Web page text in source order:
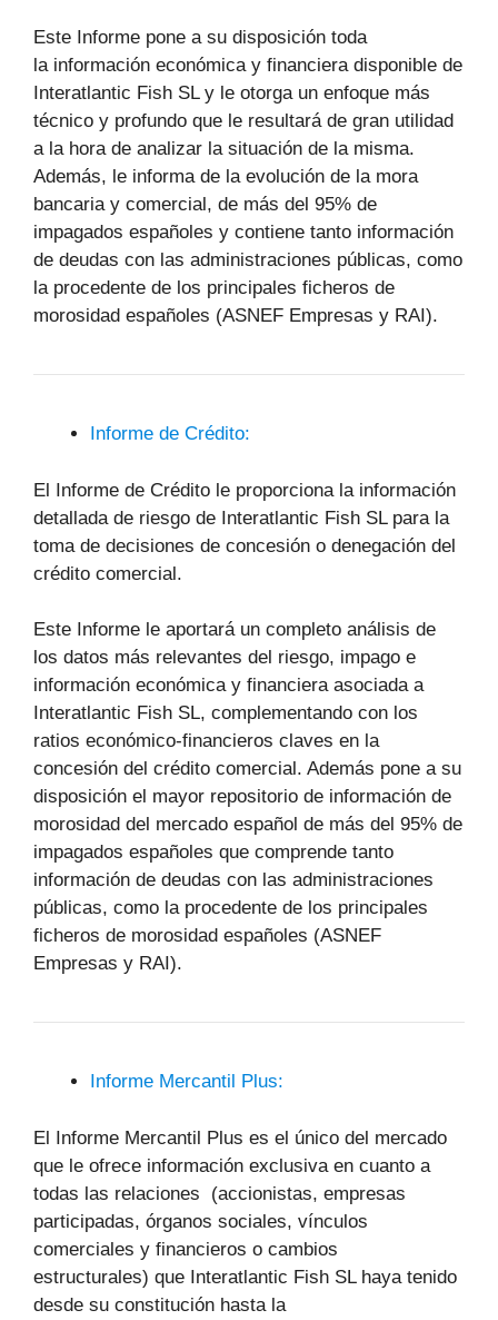
Este Informe pone a su disposición toda
la información económica y financiera disponible de
Interatlantic Fish SL y le otorga un enfoque más
técnico y profundo que le resultará de gran utilidad
a la hora de analizar la situación de la misma.
Además, le informa de la evolución de la mora
bancaria y comercial, de más del 95% de
impagados españoles y contiene tanto información
de deudas con las administraciones públicas, como
la procedente de los principales ficheros de
morosidad españoles (ASNEF Empresas y RAI).
Informe de Crédito:
El Informe de Crédito le proporciona la información
detallada de riesgo de Interatlantic Fish SL para la
toma de decisiones de concesión o denegación del
crédito comercial.
Este Informe le aportará un completo análisis de
los datos más relevantes del riesgo, impago e
información económica y financiera asociada a
Interatlantic Fish SL, complementando con los
ratios económico-financieros claves en la
concesión del crédito comercial. Además pone a su
disposición el mayor repositorio de información de
morosidad del mercado español de más del 95% de
impagados españoles que comprende tanto
información de deudas con las administraciones
públicas, como la procedente de los principales
ficheros de morosidad españoles (ASNEF
Empresas y RAI).
Informe Mercantil Plus:
El Informe Mercantil Plus es el único del mercado
que le ofrece información exclusiva en cuanto a
todas las relaciones (accionistas, empresas
participadas, órganos sociales, vínculos
comerciales y financieros o cambios
estructurales) que Interatlantic Fish SL haya tenido
desde su constitución hasta la